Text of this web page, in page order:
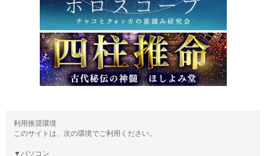
利用推奨環境
このサイトは、次の環境でご利用ください。
▼パソコン